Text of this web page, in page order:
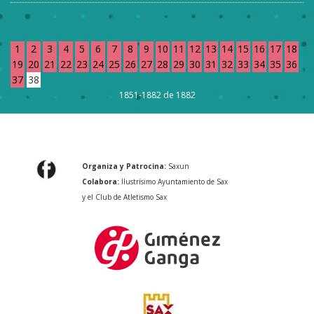
1 2 3 4 5 6 7 8 9 10 11 12 13 14 15 16 17 18
19 20 21 22 23 24 25 26 27 28 29 30 31 32 33 34 35 36
37 38
1851-1882 de 1882
Organiza y Patrocina: Saxun
Colabora: Ilustrísimo Ayuntamiento de Sax
y el Club de Atletismo Sax